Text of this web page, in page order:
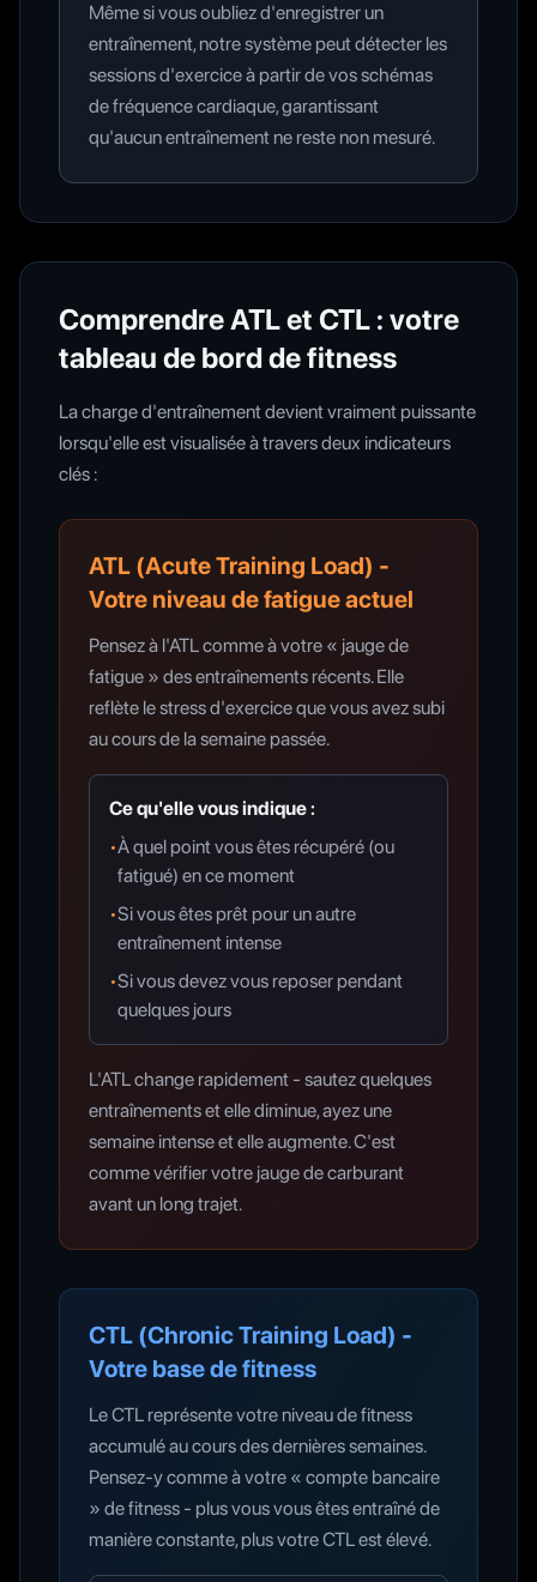
Même si vous oubliez d'enregistrer un
entraînement, notre système peut détecter les
sessions d'exercice à partir de vos schémas
de fréquence cardiaque, garantissant
qu'aucun entraînement ne reste non mesuré.
Comprendre ATL et CTL : votre
tableau de bord de fitness
La charge d'entraînement devient vraiment puissante
lorsqu'elle est visualisée à travers deux indicateurs
clés :
ATL (Acute Training Load) -
Votre niveau de fatigue actuel
Pensez à l'ATL comme à votre « jauge de
fatigue » des entraînements récents. Elle
reflète le stress d'exercice que vous avez subi
au cours de la semaine passée.
Ce qu'elle vous indique :
•À quel point vous êtes récupéré (ou
fatigué) en ce moment
•Si vous êtes prêt pour un autre
entraînement intense
•Si vous devez vous reposer pendant
quelques jours
L'ATL change rapidement - sautez quelques
entraînements et elle diminue, ayez une
semaine intense et elle augmente. C'est
comme vérifier votre jauge de carburant
avant un long trajet.
CTL (Chronic Training Load) -
Votre base de fitness
Le CTL représente votre niveau de fitness
accumulé au cours des dernières semaines.
Pensez-y comme à votre « compte bancaire
» de fitness - plus vous vous êtes entraîné de
manière constante, plus votre CTL est élevé.